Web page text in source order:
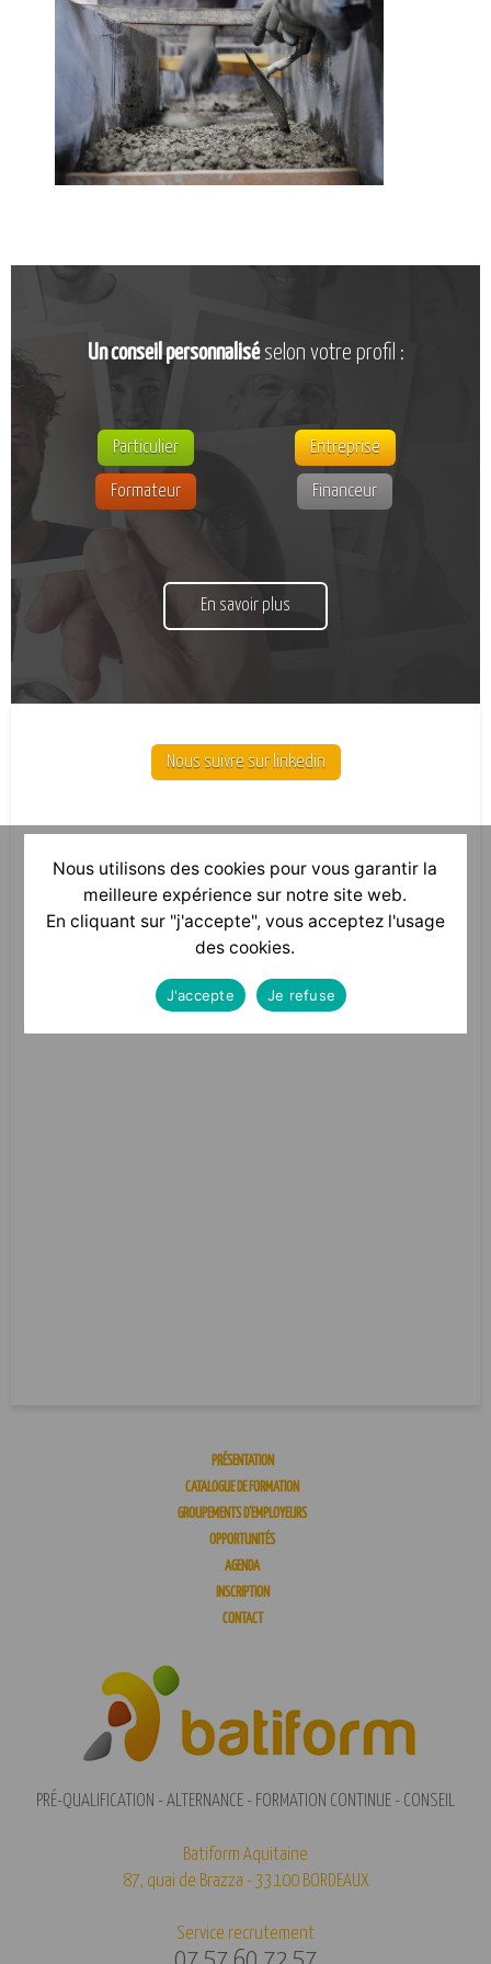
CATALOGUE DE FORMATIONS
NOS FORMATIONS PAR MÉTIER
NOS FORMATIONS SÉCURITÉ
NOS PERFECTIONNEMENTS PAR MÉTIER
NOS FORMATIONS SUR DEMANDE
Un conseil personnaliséselon votre profil :
Particulier Entreprise
Formateur Financeur
En savoir plus
Nous suivre sur linkedin
PRÉSENTATION
CATALOGUE DE FORMATION
GROUPEMENTS D’EMPLOYEURS
OPPORTUNITÉS
AGENDA
INSCRIPTION
CONTACT
PRÉ-QUALIFICATION - ALTERNANCE - FORMATION CONTINUE - CONSEIL
Batiform Aquitaine
87, quai de Brazza - 33100 BORDEAUX
Service recrutement
Nous utilisons des cookies pour vous garantir la
meilleure expérience sur notre site web.
En cliquant sur "j'accepte", vous acceptez l'usage
des cookies.
J'accepte Je refuse